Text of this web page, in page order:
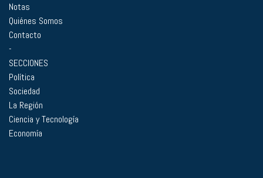
Notas
Quiénes Somos
Contacto
-
SECCIONES
Política
Sociedad
La Región
Ciencia y Tecnología
Economía